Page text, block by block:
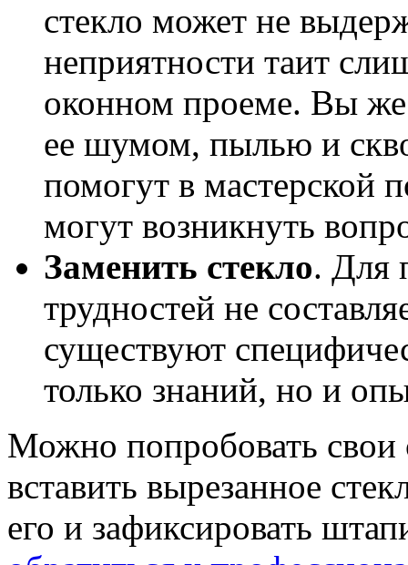
стекло может не
неприятности таит
оконном проеме. Вы же
ее шумом, пылью и
помогут в мастерской
могут возникнуть
Заменить стекло. Для
трудностей не
существуют
только знаний, но и
Можно попробовать свои
вставить вырезанное
его и зафиксировать